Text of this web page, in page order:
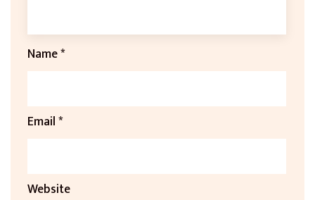
Name*
Email*
Website